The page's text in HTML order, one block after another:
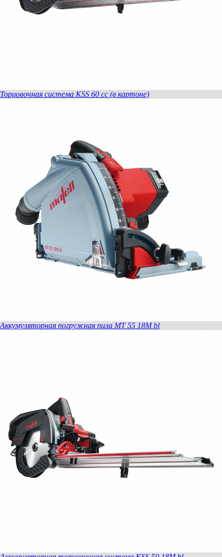
Торцовочная система KSS 60 cc (в картоне)
Аккумуляторная погружная пила MT 55 18M bl